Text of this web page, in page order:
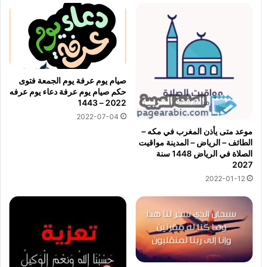
موعد متى يأذن المغرب في مكه –
الطائف – الرياض – المدينة مواقيت
الصلاة في الرياض 1448 سنة
2027
2022-01-12
صيام يوم عرفة يوم الجمعة فتوى
حكم صيام يوم عرفة دعاء يوم عرفه
2022 – 1443
2022-07-04